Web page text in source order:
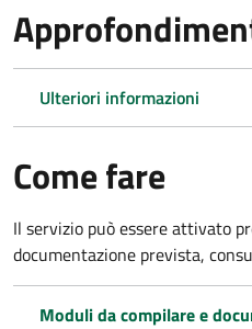
Ulteriori informazioni
Come fare
Il servizio può essere attivato
documentazione prevista,
Moduli da compilare e